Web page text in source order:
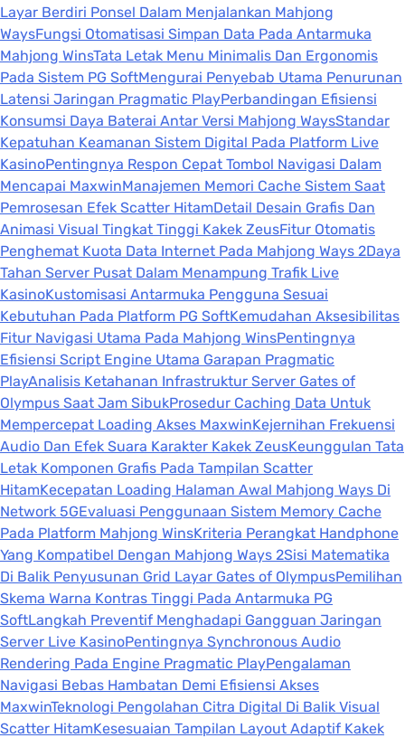
Layar Berdiri Ponsel Dalam Menjalankan Mahjong
WaysFungsi Otomatisasi Simpan Data Pada Antarmuka
Mahjong WinsTata Letak Menu Minimalis Dan Ergonomis
Pada Sistem PG SoftMengurai Penyebab Utama Penurunan
Latensi Jaringan Pragmatic PlayPerbandingan Efisiensi
Konsumsi Daya Baterai Antar Versi Mahjong WaysStandar
Kepatuhan Keamanan Sistem Digital Pada Platform Live
KasinoPentingnya Respon Cepat Tombol Navigasi Dalam
Mencapai MaxwinManajemen Memori Cache Sistem Saat
Pemrosesan Efek Scatter HitamDetail Desain Grafis Dan
Animasi Visual Tingkat Tinggi Kakek ZeusFitur Otomatis
Penghemat Kuota Data Internet Pada Mahjong Ways 2Daya
Tahan Server Pusat Dalam Menampung Trafik Live
KasinoKustomisasi Antarmuka Pengguna Sesuai
Kebutuhan Pada Platform PG SoftKemudahan Aksesibilitas
Fitur Navigasi Utama Pada Mahjong WinsPentingnya
Efisiensi Script Engine Utama Garapan Pragmatic
PlayAnalisis Ketahanan Infrastruktur Server Gates of
Olympus Saat Jam SibukProsedur Caching Data Untuk
Mempercepat Loading Akses MaxwinKejernihan Frekuensi
Audio Dan Efek Suara Karakter Kakek ZeusKeunggulan Tata
Letak Komponen Grafis Pada Tampilan Scatter
HitamKecepatan Loading Halaman Awal Mahjong Ways Di
Network 5GEvaluasi Penggunaan Sistem Memory Cache
Pada Platform Mahjong WinsKriteria Perangkat Handphone
Yang Kompatibel Dengan Mahjong Ways 2Sisi Matematika
Di Balik Penyusunan Grid Layar Gates of OlympusPemilihan
Skema Warna Kontras Tinggi Pada Antarmuka PG
SoftLangkah Preventif Menghadapi Gangguan Jaringan
Server Live KasinoPentingnya Synchronous Audio
Rendering Pada Engine Pragmatic PlayPengalaman
Navigasi Bebas Hambatan Demi Efisiensi Akses
MaxwinTeknologi Pengolahan Citra Digital Di Balik Visual
Scatter HitamKesesuaian Tampilan Layout Adaptif Kakek